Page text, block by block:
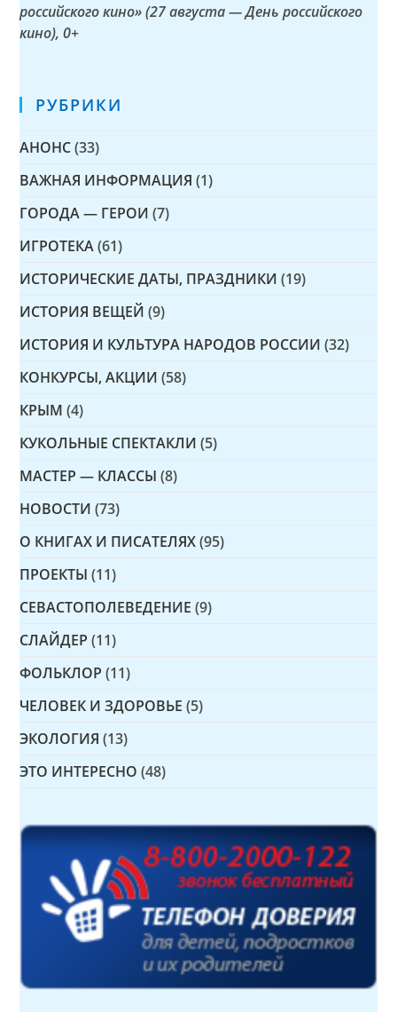
российского кино» (27 августа — День российского
кино), 0+
РУБРИКИ
АНОНС (33)
ВАЖНАЯ ИНФОРМАЦИЯ (1)
ГОРОДА — ГЕРОИ (7)
ИГРОТЕКА (61)
ИСТОРИЧЕСКИЕ ДАТЫ, ПРАЗДНИКИ (19)
ИСТОРИЯ ВЕЩЕЙ (9)
ИСТОРИЯ И КУЛЬТУРА НАРОДОВ РОССИИ (32)
КОНКУРСЫ, АКЦИИ (58)
КРЫМ (4)
КУКОЛЬНЫЕ СПЕКТАКЛИ (5)
МАСТЕР — КЛАССЫ (8)
НОВОСТИ (73)
О КНИГАХ И ПИСАТЕЛЯХ (95)
ПРОЕКТЫ (11)
СЕВАСТОПОЛЕВЕДЕНИЕ (9)
СЛАЙДЕР (11)
ФОЛЬКЛОР (11)
ЧЕЛОВЕК И ЗДОРОВЬЕ (5)
ЭКОЛОГИЯ (13)
ЭТО ИНТЕРЕСНО (48)